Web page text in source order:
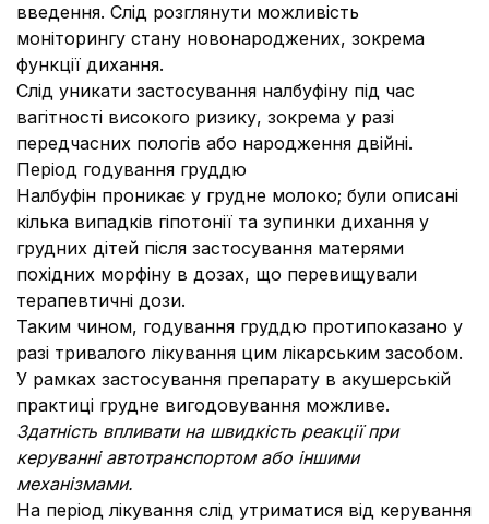
введення. Слід розглянути можливість
моніторингу стану новонароджених, зокрема
функції дихання.
Слід уникати застосування налбуфіну під час
вагітності високого ризику, зокрема у разі
передчасних пологів або народження двійні.
Період годування груддю
Налбуфін проникає у грудне молоко; були описані
кілька випадків гіпотонії та зупинки дихання у
грудних дітей після застосування матерями
похідних морфіну в дозах, що перевищували
терапевтичні дози.
Таким чином, годування груддю протипоказано у
разі тривалого лікування цим лікарським засобом.
У рамках застосування препарату в акушерській
практиці грудне вигодовування можливе.
Здатність впливати на швидкість реакції при
керуванні автотранспортом або іншими
механізмами.
На період лікування слід утриматися від керування